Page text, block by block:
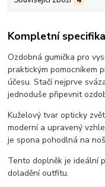
Kompletní
Ozdobná gumička pro
praktickým pomocníkem
účesu. Stačí nejprve
jednoduše připevnit
Kuželový tvar opticky
moderní a upravený
je spona pohodlná na
Tento doplněk je ideální
doladění outfitu.